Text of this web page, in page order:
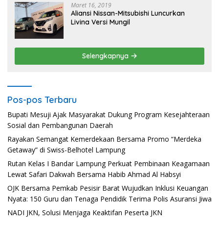
Maret 16, 2019
Aliansi Nissan-Mitsubishi Luncurkan
Livina Versi Mungil
Selengkapnya
Pos-pos Terbaru
Bupati Mesuji Ajak Masyarakat Dukung Program Kesejahteraan
Sosial dan Pembangunan Daerah
Rayakan Semangat Kemerdekaan Bersama Promo “Merdeka
Getaway” di Swiss-Belhotel Lampung
Rutan Kelas I Bandar Lampung Perkuat Pembinaan Keagamaan
Lewat Safari Dakwah Bersama Habib Ahmad Al Habsyi
OJK Bersama Pemkab Pesisir Barat Wujudkan Inklusi Keuangan
Nyata: 150 Guru dan Tenaga Pendidik Terima Polis Asuransi Jiwa
NADI JKN, Solusi Menjaga Keaktifan Peserta JKN